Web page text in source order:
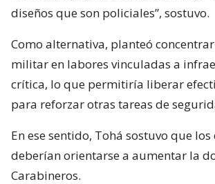
diseños que son policiales”, sostuvo.
Como alternativa, planteó
militar en labores vinculadas a
crítica, lo que permitiría liberar
para reforzar otras tareas de
En ese sentido, Tohá sostuvo que los
deberían orientarse a aumentar la
Carabineros.